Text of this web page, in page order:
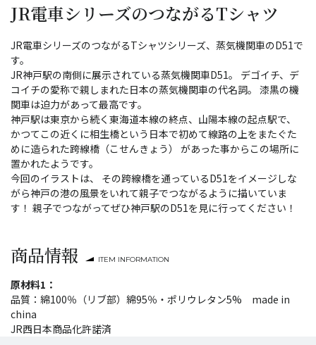
JR電車シリーズのつながるTシャツ
JR電車シリーズのつながるTシャツシリーズ、蒸気機関車のD51で
す。
JR神戸駅の南側に展示されている蒸気機関車D51。 デゴイチ、デ
コイチの愛称で親しまれた日本の蒸気機関車の代名詞。 漆黒の機
関車は迫力があって最高です。
神戸駅は東京から続く東海道本線の終点、山陽本線の起点駅で、
かつてこの近くに相生橋という日本で初めて線路の上をまたぐた
めに造られた跨線橋（こせんきょう） があった事からこの場所に
置かれたようです。
今回のイラストは、 その跨線橋を通っているD51をイメージしな
がら神戸の港の風景をいれて親子でつながるように描いていま
す！ 親子でつながってぜひ神戸駅のD51を見に行ってください！
商品情報 ITEM INFORMATION
原材料1：
品質：綿100％（リブ部）綿95％・ポリウレタン5% made in
china
JR西日本商品化許諾済